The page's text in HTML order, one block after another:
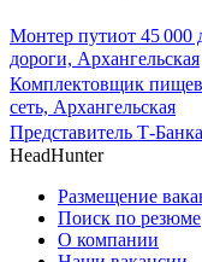
Монтер путиот 45 000
дороги, Архангельская
Комплектовщик
сеть, Архангельская
Представитель Т-Банка
HeadHunter
Размещение
Поиск по резюме
О компании